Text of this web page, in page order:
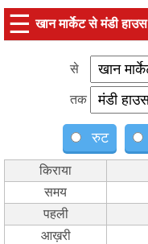
☰ खान मार्केट से मंडी हाउस
से
तक
रुट
किराया
समय
पहली
आख़री